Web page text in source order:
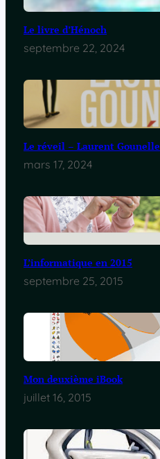
Le livre d’Hénoch
septembre 22, 2024
Le réveil – Laurent Gounelle
mars 17, 2024
L’informatique en 2015
septembre 25, 2015
Mon deuxième iBook
juillet 16, 2015